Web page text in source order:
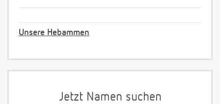
Unsere Hebammen
Jetzt Namen suchen